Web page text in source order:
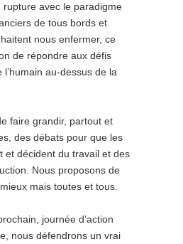
rupture avec le paradigme
de tous bords et
nous enfermer, ce
de répondre aux défis
au-dessus de la
faire grandir, partout et
des débats pour que les
et décident du travail et des
Nous proposons de
mais toutes et tous.
journée d’action
nous défendrons un vrai